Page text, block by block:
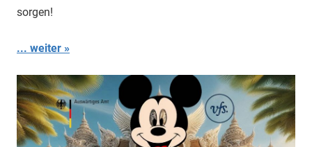
sorgen!
... weiter